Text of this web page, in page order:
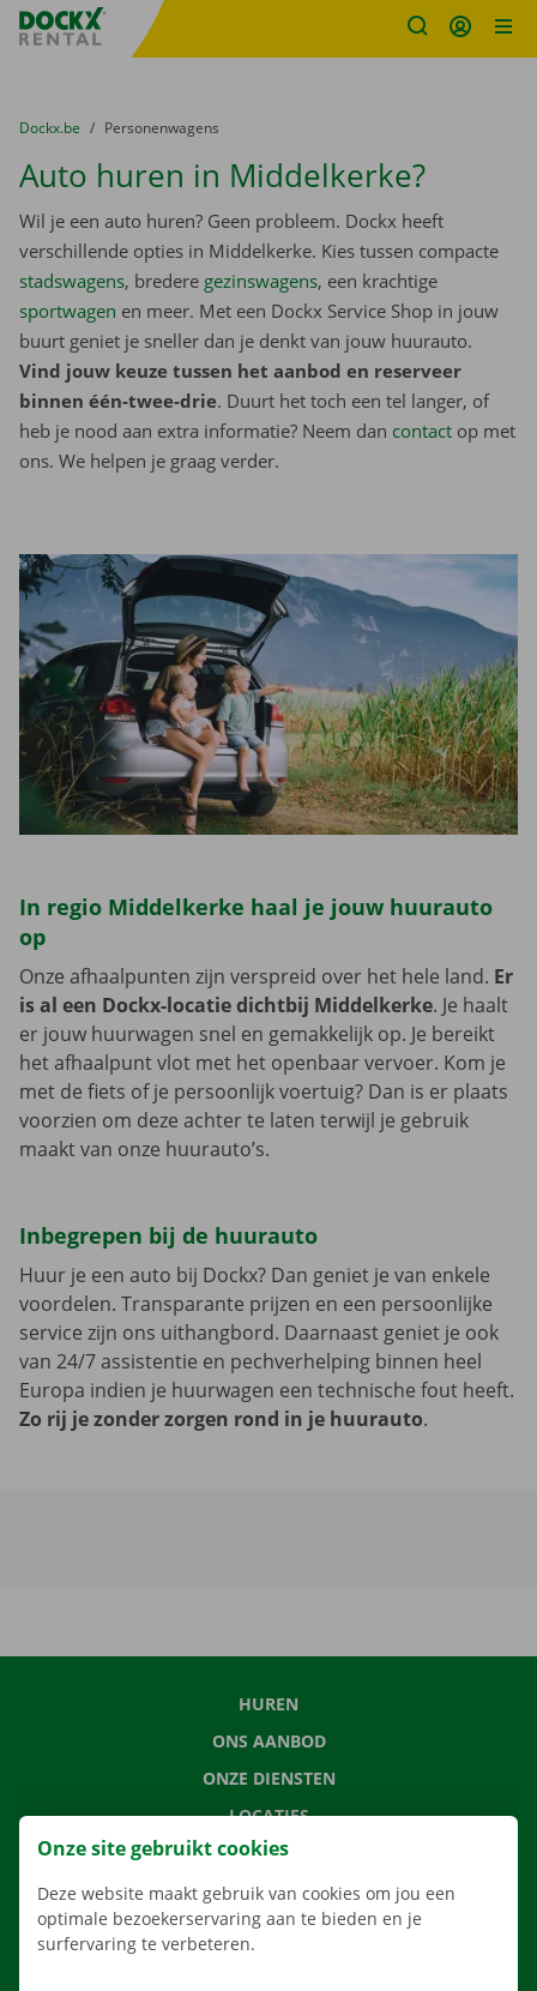
Fratello DEMO
U bevindt zich hier:
van
Dockx.be naar
Personenwagens
Auto huren in Middelkerke?
Wil je een auto huren? Geen probleem. Dockx heeft
verschillende opties in Middelkerke. Kies tussen compacte
stadswagens, bredere gezinswagens, een krachtige
sportwagen en meer. Met een Dockx Service Shop in jouw
buurt geniet je sneller dan je denkt van jouw huurauto.
Vind jouw keuze tussen het aanbod en reserveer
binnen één-twee-drie. Duurt het toch een tel langer, of
heb je nood aan extra informatie? Neem dan contact op met
ons. We helpen je graag verder.
In regio Middelkerke haal je jouw huurauto
op
Onze afhaalpunten zijn verspreid over het hele land. Er
is al een Dockx-locatie dichtbij Middelkerke. Je haalt
er jouw huurwagen snel en gemakkelijk op. Je bereikt
het afhaalpunt vlot met het openbaar vervoer. Kom je
met de fiets of je persoonlijk voertuig? Dan is er plaats
voorzien om deze achter te laten terwijl je gebruik
maakt van onze huurauto’s.
Inbegrepen bij de huurauto
Huur je een auto bij Dockx? Dan geniet je van enkele
voordelen. Transparante prijzen en een persoonlijke
service zijn ons uithangbord. Daarnaast geniet je ook
van 24/7 assistentie en pechverhelping binnen heel
Europa indien je huurwagen een technische fout heeft.
Zo rij je zonder zorgen rond in je huurauto.
HUREN
ONS AANBOD
ONZE DIENSTEN
LOCATIES
APP
VERHUISOPLOSSINGEN
Onze site gebruikt cookies
Deze website maakt gebruik van cookies om jou een
optimale bezoekerservaring aan te bieden en je
surfervaring te verbeteren.